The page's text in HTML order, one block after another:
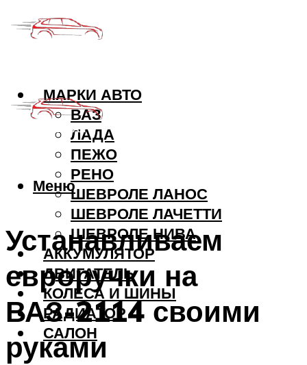
МАРКИ АВТО
ВАЗ
ЛАДА
ПЕЖО
РЕНО
ШЕВРОЛЕ ЛАНОС
ШЕВРОЛЕ ЛАЧЕТТИ
ШЕВРОЛЕ НИВА
АККУМУЛЯТОР
ДВИГАТЕЛЬ
КОЛЕСА И ШИНЫ
РАДИАТОР
САЛОН
Меню
Устанавливаем
евроручки на
ВАЗ-2114 своими
руками